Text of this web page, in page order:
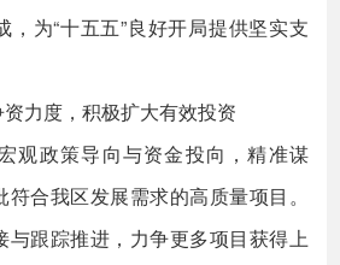
，为“十五五”良好开局提供坚实支
力度，积极扩大有效投资
政策导向与资金投向，精准谋
合我区发展需求的高质量项目。
与跟踪推进，力争更多项目获得上